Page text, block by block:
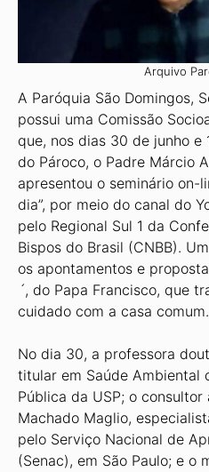
Arquivo
A Paróquia São Domingos,
possui uma Comissão
que, nos dias 30 de junho e
do Pároco, o Padre Márcio
apresentou o seminário on-
dia”, por meio do canal do
pelo Regional Sul 1 da
Bispos do Brasil (CNBB).
os apontamentos e
´, do Papa Francisco, que
cuidado com a casa comum.
No dia 30, a professora
titular em Saúde Ambiental
Pública da USP; o
Machado Maglio,
pelo Serviço Nacional de
(Senac), em São Paulo; e o